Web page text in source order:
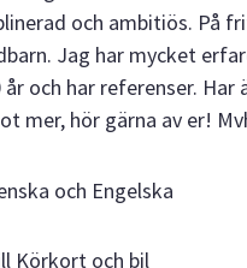
och ambitiös. På
Jag har mycket
och har referenser. Har
mer, hör gärna av er!
och Engelska
Körkort och bil